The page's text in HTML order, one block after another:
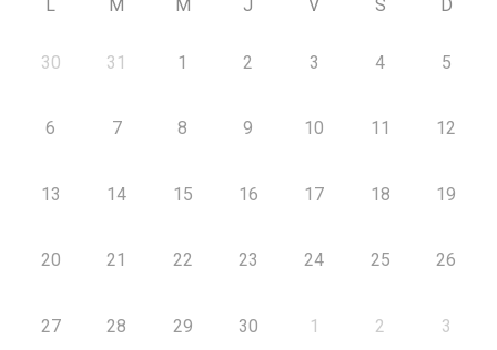
L M M J V S D
30 31 1 2 3 4 5
6 7 8 9 10 11 12
13 14 15 16 17 18 19
20 21 22 23 24 25 26
27 28 29 30 1 2 3